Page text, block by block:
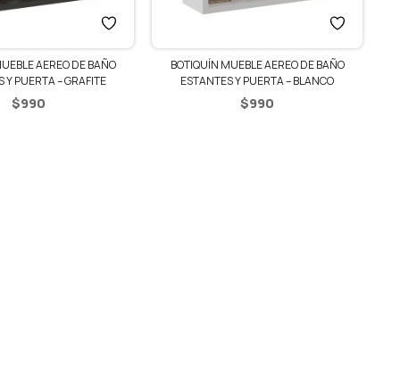
AEREO DE BAÑO
Y PUERTA – GRAFITE
$990
BOTIQUÍN MUEBLE AEREO DE BAÑO
ESTANTES Y PUERTA – BLANCO
$990